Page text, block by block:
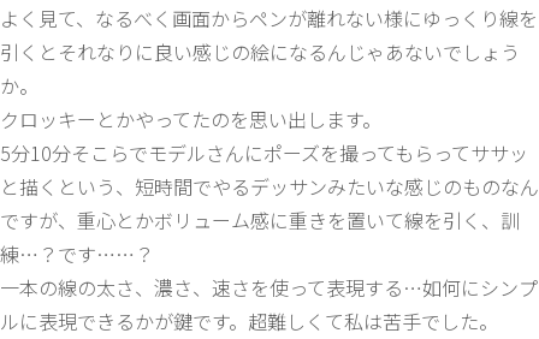
よく見て、なるべく画面からペンが離れない様にゆっくり線を
引くとそれなりに良い感じの絵になるんじゃあないでしょう
か。
クロッキーとかやってたのを思い出します。
5分10分そこらでモデルさんにポーズを撮ってもらってササッ
と描くという、短時間でやるデッサンみたいな感じのものなん
ですが、重心とかボリューム感に重きを置いて線を引く、訓
練…？です……？
一本の線の太さ、濃さ、速さを使って表現する…如何にシンプ
ルに表現できるかが鍵です。超難しくて私は苦手でした。